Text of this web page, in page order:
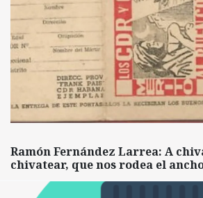
Ramón Fernández Larrea: A
chivatear, que nos rodea el